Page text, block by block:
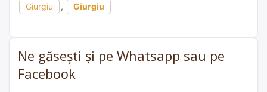
Giurgiu , Giurgiu
Ne găsești și pe Whatsapp sau pe
Facebook